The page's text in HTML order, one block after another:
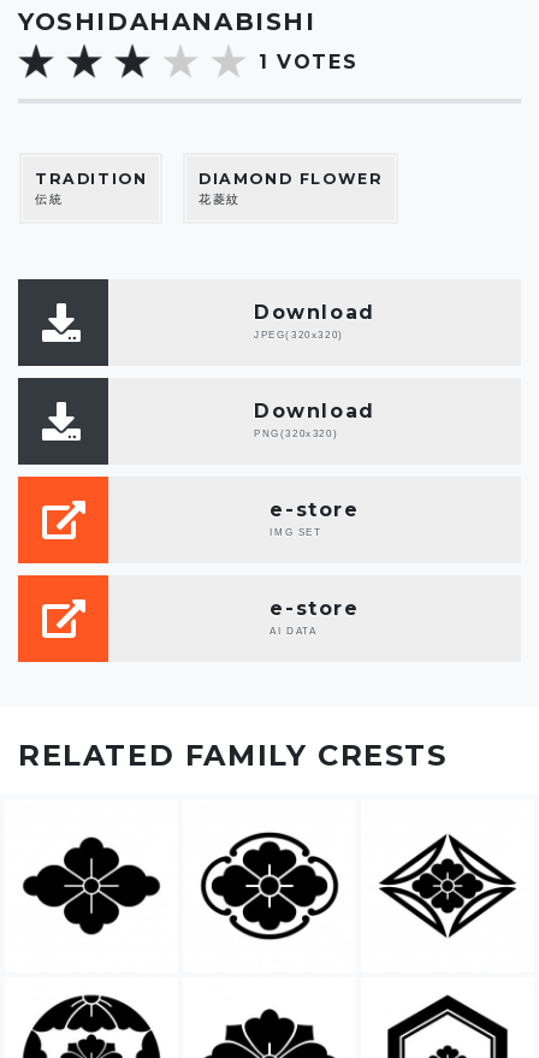
YOSHIDAHANABISHI
1 VOTES
TRADITION
伝統
DIAMOND FLOWER
花菱紋
Download
JPEG(320x320)
Download
PNG(320x320)
e-store
IMG SET
e-store
AI DATA
RELATED FAMILY CRESTS